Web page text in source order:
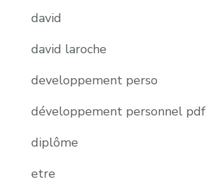
david
david laroche
developpement perso
développement personnel pdf
diplôme
etre